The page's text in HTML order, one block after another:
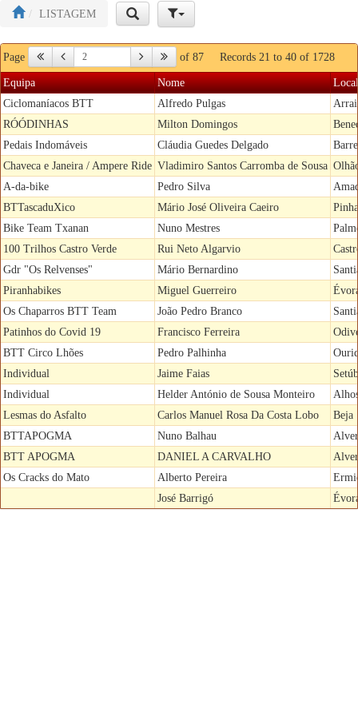
LISTAGEM
Page of 87 Records 21 to 40 of 1728
Equipa Nome
Ciclomaníacos BTT
Alfredo Pulgas
RÓÓDINHAS
Milton Domingos
Pedais Indomáveis
Cláudia Guedes Delgado
Chaveca e Janeira / Ampere Ride Vladimiro Santos Carromba de Sousa
A-da-bike
Pedro Silva
BTTascaduXico
Mário José Oliveira Caeiro
Bike Team Txanan
Nuno Mestres
100 Trilhos Castro Verde
Rui Neto Algarvio
Gdr "Os Relvenses"
Mário Bernardino
Piranhabikes
Miguel Guerreiro
Os Chaparros BTT Team
João Pedro Branco
Patinhos do Covid 19
Francisco Ferreira
BTT Circo Lhões
Pedro Palhinha
Individual
Jaime Faias
Individual
Helder António de Sousa Monteiro
Lesmas do Asfalto
Carlos Manuel Rosa Da Costa Lobo
Beja
BTTAPOGMA
Nuno Balhau
BTT APOGMA
DANIEL A CARVALHO
Os Cracks do Mato
Alberto Pereira
José Barrigó